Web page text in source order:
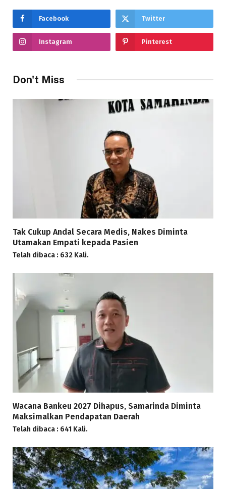
Facebook Twitter
Instagram Pinterest
Don't Miss
Tak Cukup Andal Secara Medis, Nakes Diminta
Utamakan Empati kepada Pasien
Telah dibaca : 632 Kali.
Wacana Bankeu 2027 Dihapus, Samarinda Diminta
Maksimalkan Pendapatan Daerah
Telah dibaca : 641 Kali.